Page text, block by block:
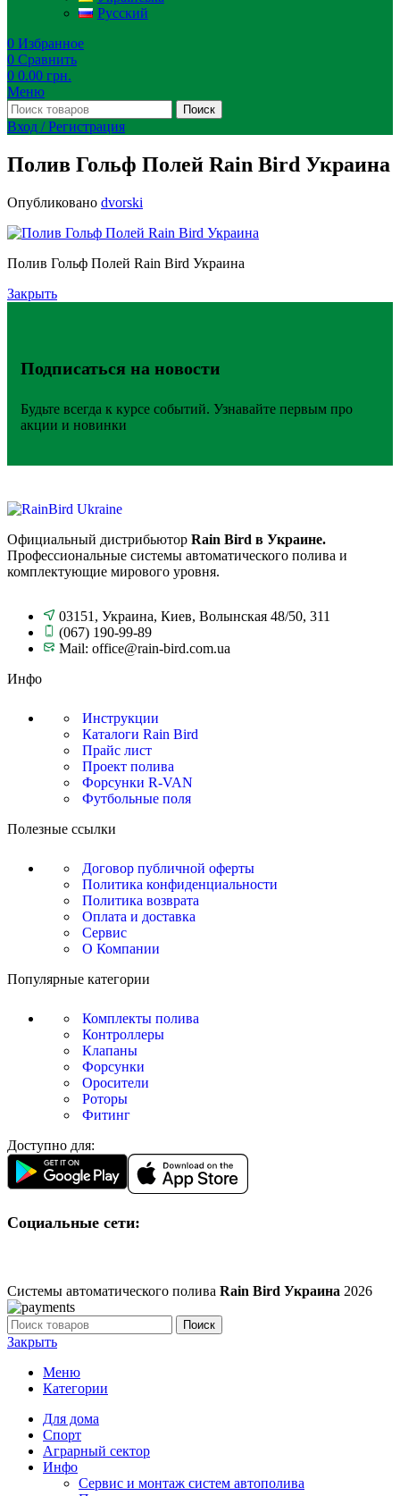
Русский
0 Избранное
0 Сравнить
0 0.00 грн.
Меню
Поиск
Вход / Регистрация
Полив Гольф Полей Rain Bird Украина
Опубликовано dvorski
Полив Гольф Полей Rain Bird Украина
Закрыть
Подписаться на новости
Будьте всегда к курсе событий. Узнавайте первым про
акции и новинки
Официальный дистрибьютор Rain Bird в Украине.
Профессиональные системы автоматического полива и
комплектующие мирового уровня.
03151, Украина, Киев, Волынская 48/50, 311
(067) 190-99-89
Mail: office@rain-bird.com.ua
Инфо
Инструкции
Каталоги Rain Bird
Прайс лист
Проект полива
Форсунки R-VAN
Футбольные поля
Полезные ссылки
Договор публичной оферты
Политика конфиденциальности
Политика возврата
Оплата и доставка
Сервис
О Компании
Популярные категории
Комплекты полива
Контроллеры
Клапаны
Форсунки
Оросители
Роторы
Фитинг
Доступно для:
Социальные сети:
Системы автоматического полива Rain Bird Украина 2026
Поиск
Закрыть
Меню
Категории
Для дома
Спорт
Аграрный сектор
Инфо
Сервис и монтаж систем автополива